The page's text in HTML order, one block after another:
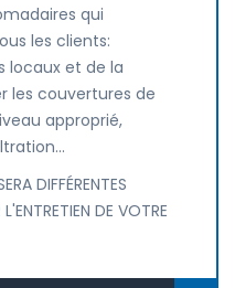
qui
les clients:
locaux et de la
les couvertures de
approprié,
DIFFÉRENTES
DE VOTRE